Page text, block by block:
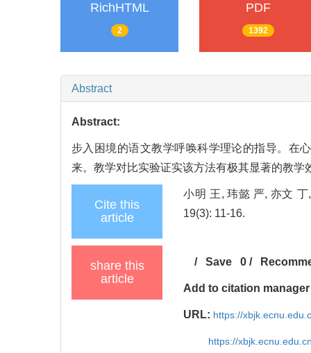
RichHTML
2
PDF
1392
Abstract
Abstract:
步入困境的语文教学呼唤科学理论的指导。在
来。教学对比实验证实该方法有极其显著的教
Cite this
article
小明 王, 玮懿 严, 亦文
19(3): 11-16.
share this
article
/Save 0 /
Add to citation manager
URL: https://
https://